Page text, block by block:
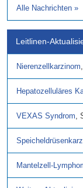
Alle Nachrichten »
Leitlinen-
Nierenzellkarzinom,
Hepatozelluläres
VEXAS Syndrom,
Mantelzell-